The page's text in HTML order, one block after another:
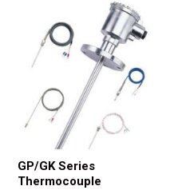
GP/GK Series
Thermocouple